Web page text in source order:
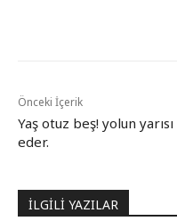
Önceki İçerik
Yaş otuz beş! yolun yarısı
eder.
İLGİLİ YAZILAR